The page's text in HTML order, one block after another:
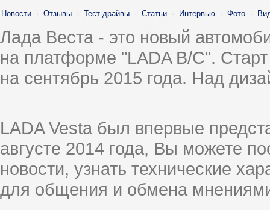
Новости · Отзывы · Тест-драйвы · Статьи · Интервью · Фото ·
Лада Веста - это новый
на платформе "LADA B/C".
на сентябрь 2015 года. Над
LADA Vesta был впервые
августе 2014 года, Вы можете
новости, узнать технические
для общения и обмена